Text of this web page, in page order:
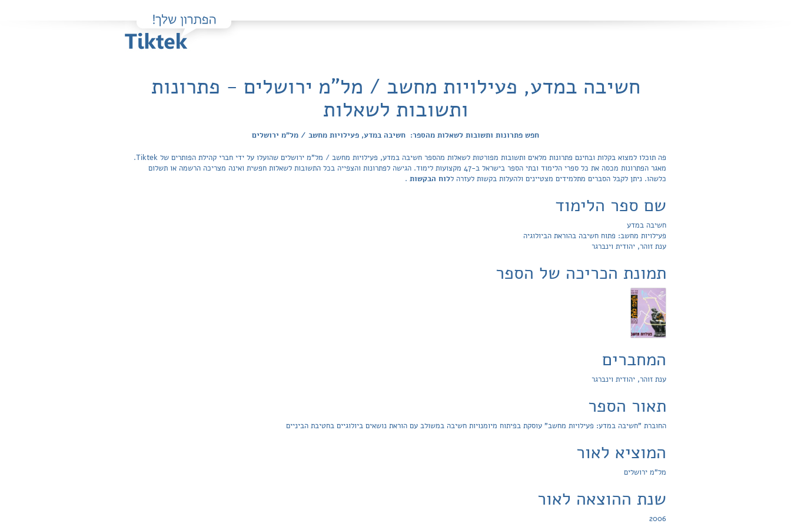
חשיבה במדע, פעילויות מחשב / מל"מ ירושלים - פתרונות
ותשובות לשאלות
חפש פתרונות ותשובות לשאלות מהספר: חשיבה במדע, פעילויות מחשב / מל"מ ירושלים
פה תוכלו למצוא בקלות ובחינם פתרונות מלאים ותשובות מפורטות לשאלות מהספר חשיבה במדע, פעילויות מחשב / מל"מ ירושלים שהועלו על ידי חברי קהילת הפותרים של Tiktek.
מאגר הפתרונות מכסה את כל ספרי הלימוד ובתי הספר בישראל ב-47 מקצועות לימוד. הגישה לפתרונות והצפייה בכל התשובות לשאלות חפשית ואינה מצריכה הרשמה או תשלום
כלשהו. ניתן לקבל הסברים מתלמידים מצטיינים ולהעלות בקשות לעזרה ללוח הבקשות .
שם ספר הלימוד
חשיבה במדע
פעילויות מחשב: פתוח חשיבה בהוראת הביולוגיה
ענת זוהר, יהודית וינברגר
תמונת הכריכה של הספר
המחברים
ענת זוהר, יהודית וינברגר
תאור הספר
החוברת "חשיבה במדע: פעילויות מחשב" עוסקת בפיתוח מיומנויות חשיבה במשולב עם הוראת נושאים ביולוגיים בחטיבת הביניים
המוציא לאור
מל"מ ירושלים
שנת ההוצאה לאור
2006